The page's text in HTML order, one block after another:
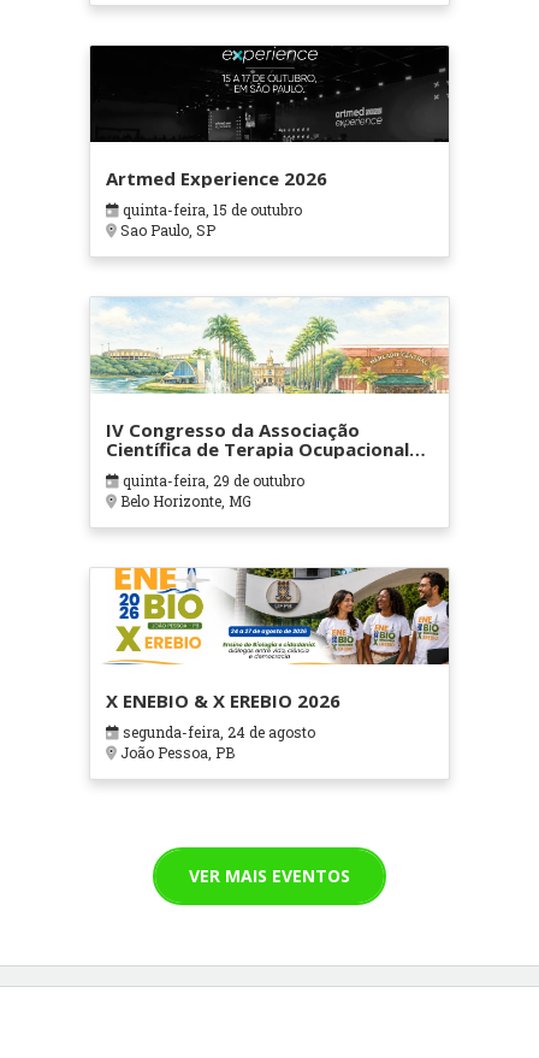
Artmed Experience 2026
quinta-feira, 15 de outubro
Sao Paulo, SP
IV Congresso da Associação
Científica de Terapia Ocupacional
em Contextos Hospitalares e
Cuidados Paliativos - ATOHOSP
quinta-feira, 29 de outubro
Belo Horizonte, MG
X ENEBIO & X EREBIO 2026
segunda-feira, 24 de agosto
João Pessoa, PB
VER MAIS EVENTOS